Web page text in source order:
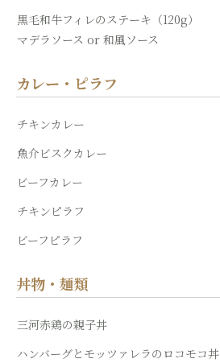
黒毛和牛フィレのステーキ（120g）
マデラソース or 和風ソース
カレー・ピラフ
チキンカレー
魚介ビスクカレー
ビーフカレー
チキンピラフ
ビーフピラフ
丼物・麺類
三河赤鶏の親子丼
ハンバーグとモッツァレラのロコモコ丼